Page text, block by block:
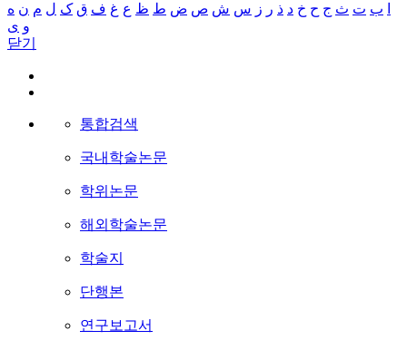
ب ت ث ج ح خ د ذ ر ز س ش ص ض ط ظ ع غ ف ق ک ل م ن ه
و ی
닫기
통합검색
국내학술논문
학위논문
해외학술논문
학술지
단행본
연구보고서